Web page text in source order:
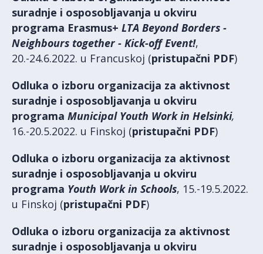
suradnje i osposobljavanja u okviru
programa Erasmus+ LTA Beyond Borders -
Neighbours together - Kick-off Event!,
20.-24.6.2022. u Francuskoj (pristupačni PDF)
Odluka o izboru organizacija za aktivnost
suradnje i osposobljavanja u okviru
programa Municipal Youth Work in Helsinki,
16.-20.5.2022. u Finskoj (pristupačni PDF)
Odluka o izboru organizacija za aktivnost
suradnje i osposobljavanja u okviru
programa Youth Work in Schools, 15.-19.5.2022.
u Finskoj (pristupačni PDF)
Odluka o izboru organizacija za aktivnost
suradnje i osposobljavanja u okviru